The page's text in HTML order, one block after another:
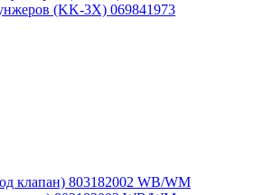
(KK-3X) 069841973